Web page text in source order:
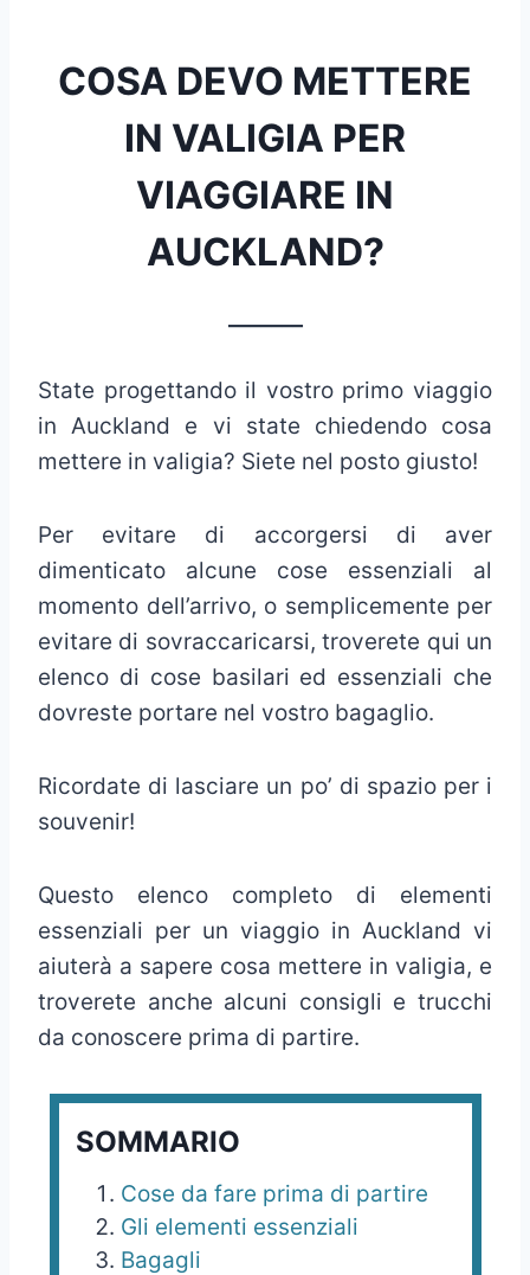
COSA DEVO METTERE
IN VALIGIA PER
VIAGGIARE IN
AUCKLAND?
State progettando il vostro primo viaggio
in Auckland e vi state chiedendo cosa
mettere in valigia? Siete nel posto giusto!
Per evitare di accorgersi di aver
dimenticato alcune cose essenziali al
momento dell’arrivo, o semplicemente per
evitare di sovraccaricarsi, troverete qui un
elenco di cose basilari ed essenziali che
dovreste portare nel vostro bagaglio.
Ricordate di lasciare un po’ di spazio per i
souvenir!
Questo elenco completo di elementi
essenziali per un viaggio in Auckland vi
aiuterà a sapere cosa mettere in valigia, e
troverete anche alcuni consigli e trucchi
da conoscere prima di partire.
SOMMARIO
Cose da fare prima di partire
Gli elementi essenziali
Bagagli